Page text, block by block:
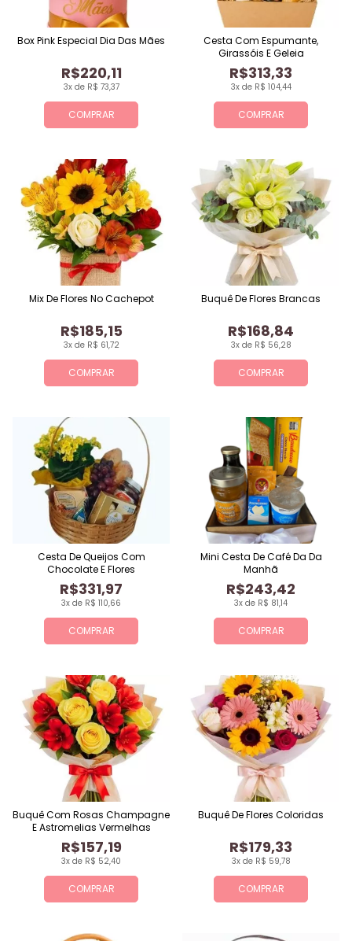
COMPRAR
3x de R$ 73,37
R$220,11
Box Pink Especial Dia Das Mães
COMPRAR
3x de R$ 104,44
R$313,33
Cesta Com Espumante,
Girassóis E Geleia
COMPRAR
3x de R$ 61,72
R$185,15
Mix De Flores No Cachepot
COMPRAR
3x de R$ 56,28
R$168,84
Buquê De Flores Brancas
COMPRAR
3x de R$ 110,66
R$331,97
Cesta De Queijos Com
Chocolate E Flores
COMPRAR
3x de R$ 81,14
R$243,42
Mini Cesta De Café Da Da
Manhã
COMPRAR
3x de R$ 52,40
R$157,19
Buquê Com Rosas Champagne
E Astromelias Vermelhas
COMPRAR
3x de R$ 59,78
R$179,33
Buquê De Flores Coloridas